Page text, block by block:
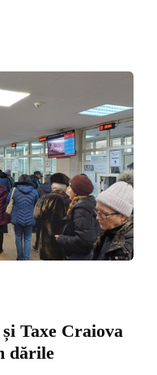
Taxe Craiova
dările